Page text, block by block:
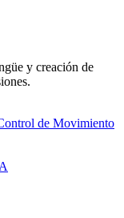
y creación de
de Movimiento